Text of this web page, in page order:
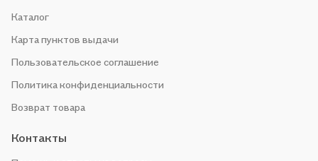
Каталог
Карта пунктов выдачи
Пользовательское соглашение
Политика конфиденциальности
Возврат товара
Контакты